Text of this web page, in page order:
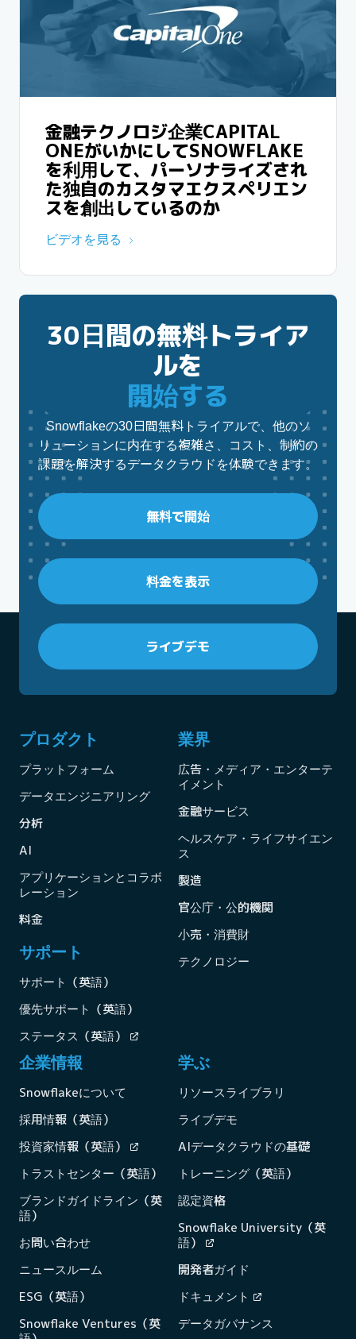
金融テクノロジ企業CAPITAL
ONEがいかにしてSNOWFLAKE
を利用して、パーソナライズされ
た独自のカスタマエクスペリエン
スを創出しているのか
ビデオを見る
30日間の無料トライア
ルを
開始する
Snowflakeの30日間無料トライアルで、他のソ
リューションに内在する複雑さ、コスト、制約の
課題を解決するデータクラウドを体験できます。
無料で開始
料金を表示
ライブデモ
プロダクト
プラットフォーム
データエンジニアリング
分析
AI
アプリケーションとコラボ
レーション
料金
サポート
サポート（英語）
優先サポート（英語）
ステータス（英語）
業界
広告・メディア・エンターテ
イメント
金融サービス
ヘルスケア・ライフサイエン
ス
製造
官公庁・公的機関
小売・消費財
テクノロジー
企業情報
Snowflakeについて
採用情報（英語）
投資家情報（英語）
トラストセンター（英語）
ブランドガイドライン（英
語）
お問い合わせ
ニュースルーム
ESG（英語）
Snowflake Ventures（英
学ぶ
リソースライブラリ
ライブデモ
AIデータクラウドの基礎
トレーニング（英語）
認定資格
Snowflake University（英
語）
開発者ガイド
ドキュメント
データガバナンス